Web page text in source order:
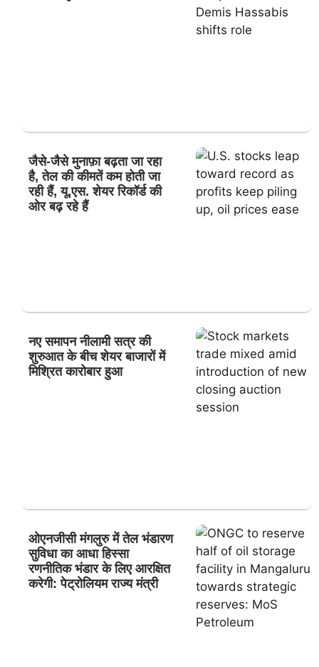
जैसे-जैसे मुनाफ़ा बढ़ता जा रहा
है, तेल की कीमतें कम होती जा
रही हैं, यू.एस. शेयर रिकॉर्ड की
ओर बढ़ रहे हैं
नए समापन नीलामी सत्र की
शुरुआत के बीच शेयर बाजारों में
मिश्रित कारोबार हुआ
ओएनजीसी मंगलुरु में तेल भंडारण
सुविधा का आधा हिस्सा
रणनीतिक भंडार के लिए आरक्षित
करेगी: पेट्रोलियम राज्य मंत्री